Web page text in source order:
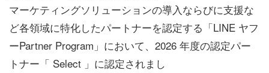
マーケティングソリューションの導入ならびに支援な
ど各領域に特化したパートナーを認定する「LINE ヤフ
ーPartner Program」において、2026 年度の認定パー
トナー「 Select 」に認定されまし